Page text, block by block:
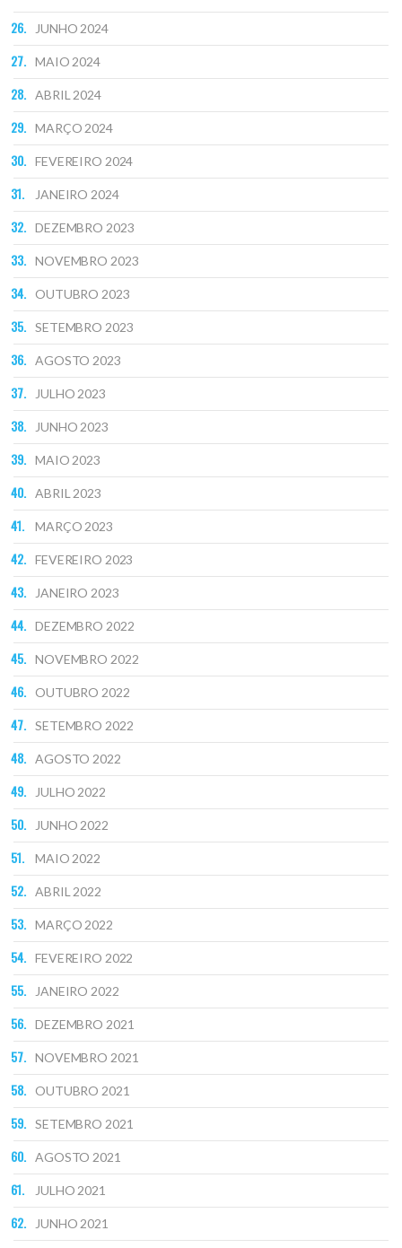
JUNHO 2024
MAIO 2024
ABRIL 2024
MARÇO 2024
FEVEREIRO 2024
JANEIRO 2024
DEZEMBRO 2023
NOVEMBRO 2023
OUTUBRO 2023
SETEMBRO 2023
AGOSTO 2023
JULHO 2023
JUNHO 2023
MAIO 2023
ABRIL 2023
MARÇO 2023
FEVEREIRO 2023
JANEIRO 2023
DEZEMBRO 2022
NOVEMBRO 2022
OUTUBRO 2022
SETEMBRO 2022
AGOSTO 2022
JULHO 2022
JUNHO 2022
MAIO 2022
ABRIL 2022
MARÇO 2022
FEVEREIRO 2022
JANEIRO 2022
DEZEMBRO 2021
NOVEMBRO 2021
OUTUBRO 2021
SETEMBRO 2021
AGOSTO 2021
JULHO 2021
JUNHO 2021